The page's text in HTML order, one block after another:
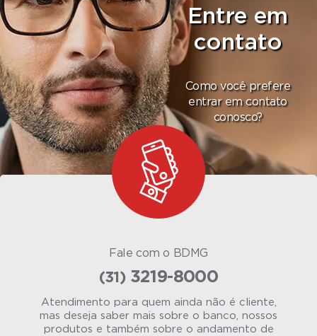
Entre em
contato
Como você prefere
entrar em contato
conosco?
Fale com o BDMG
(31) 3219-8000
Atendimento para quem ainda não é cliente,
mas deseja saber mais sobre o banco, nossos
produtos e também sobre o andamento de